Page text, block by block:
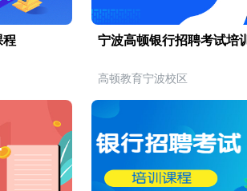
程 宁波高顿银行招聘考试培训
高顿教育宁波校区